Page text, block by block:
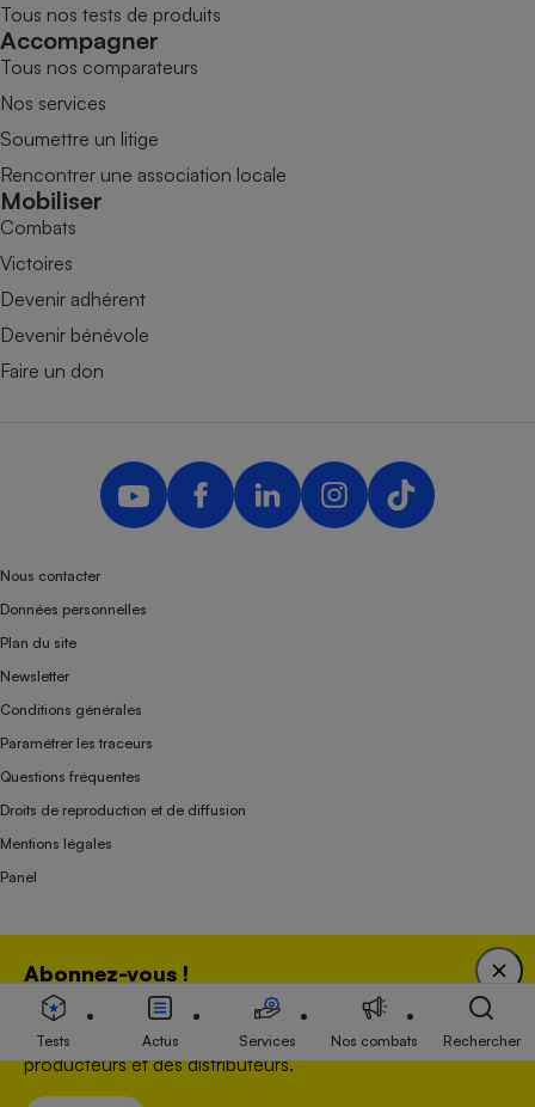
Abonnez-vous !
Bénéficiez d'une expertise unique tout en soutenant
une association 100 % indépendante de l'Etat, des
producteurs et des distributeurs.
Tous nos tests de produits
Accompagner
Tous nos comparateurs
Nos services
Soumettre un litige
Rencontrer une association locale
Mobiliser
Combats
Victoires
Devenir adhérent
Devenir bénévole
Faire un don
Nous contacter
Données personnelles
Plan du site
Newsletter
Conditions générales
Paramétrer les traceurs
Questions fréquentes
Droits de reproduction et de diffusion
Mentions légales
Panel
Association indépendante de l’État, des syndicats, des producteurs et des
distributeurs depuis 1951.
Tests Actus Services Nos combats Rechercher